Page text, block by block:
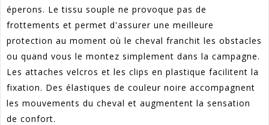
éperons. Le tissu souple ne provoque pas de
frottements et permet d'assurer une meilleure
protection au moment où le cheval franchit les obstacles
ou quand vous le montez simplement dans la campagne.
Les attaches velcros et les clips en plastique facilitent la
fixation. Des élastiques de couleur noire accompagnent
les mouvements du cheval et augmentent la sensation
de confort.